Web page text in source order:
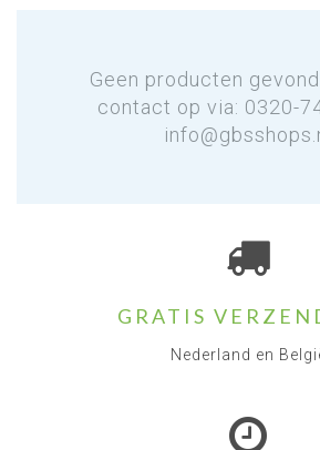
Geen producten
contact op via: 0320-
GRATIS
Nederland en